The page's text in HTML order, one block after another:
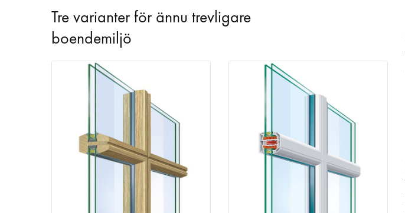
Tre varianter för ännu trevligare
boendemiljö